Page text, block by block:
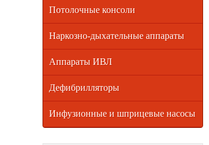
Потолочные консоли
Наркозно-дыхательные аппараты
Аппараты ИВЛ
Дефибрилляторы
Инфузионные и шприцевые насосы